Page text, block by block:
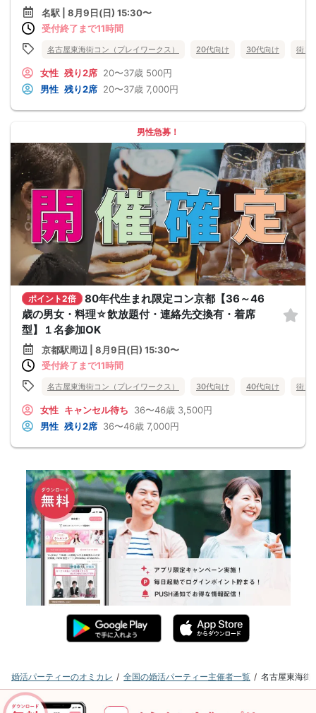
名駅 | 8月9日(日) 15:30〜
受付終了まで11時間
名古屋東海街コン（プレイワークス） 20代向け 30代向け 街コ
女性 残り2席 20〜37歳 500円
男性 残り2席 20〜37歳 7,000円
男性急募！
ポイント2倍
80年代生まれ限定コン京都【36～46
歳の男女・料理☆飲放題付・連絡先交換有・着席
型】１名参加OK
京都駅周辺 | 8月9日(日) 15:30〜
受付終了まで11時間
名古屋東海街コン（プレイワークス） 30代向け 40代向け 街コ
女性 キャンセル待ち 36〜46歳 3,500円
男性 残り2席 36〜46歳 7,000円
婚活パーティーのオミカレ 全国の婚活パーティー主催者一覧 名古屋東海街